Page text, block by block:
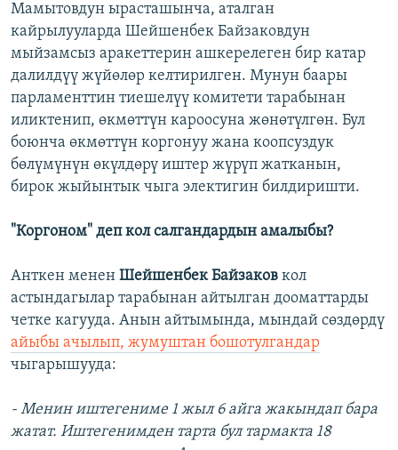
Мамытовдун ырасташынча, аталган
кайрылууларда Шейшенбек Байзаковдун
мыйзамсыз аракеттерин ашкерелеген бир катар
далилдүү жүйөлөр келтирилген. Мунун баары
парламенттин тиешелүү комитети тарабынан
иликтенип, өкмөттүн кароосуна жөнөтүлгөн. Бул
боюнча өкмөттүн коргонуу жана коопсуздук
бөлүмүнүн өкүлдөрү иштер жүрүп жатканын,
бирок жыйынтык чыга электигин билдиришти.
"Коргоном" деп кол салгандардын амалыбы?
Анткен менен Шейшенбек Байзаков кол
астындагылар тарабынан айтылган дооматтарды
четке кагууда. Анын айтымында, мындай сөздөрдү
айыбы ачылып, жумуштан бошотулгандар
чыгарышууда:
- Менин иштегениме 1 жыл 6 айга жакындап бара
жатат. Иштегенимден тарта бул тармакта 18